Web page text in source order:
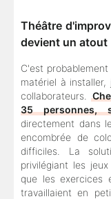
Théâtre
devient un atout
C'est
matériel à
collaborateurs.
35 personnes,
directement dans
encombrée de
difficiles. La
privilégiant les
que les exercices
travaillaient en